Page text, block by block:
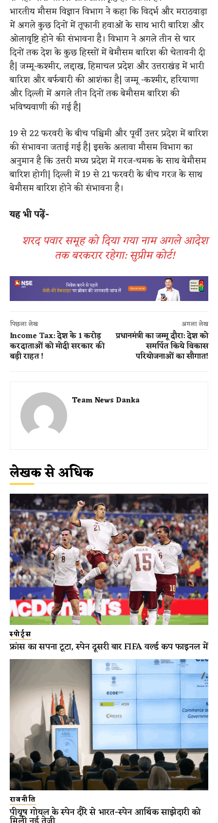
​​भारतीय​ मौसम विज्ञान विभाग ने कहा कि विदर्भ और मराठवाड़ा
में अगले कुछ दिनों में तूफानी हवाओं के साथ भारी बारिश और
ओलावृष्टि होने की संभावना है। विभाग ने अगले तीन से चार
दिनों तक देश के कुछ हिस्सों में बेमौसम बारिश की चेतावनी दी
है​|​ जम्मू-कश्मीर, लद्दाख, हिमाचल प्रदेश और उत्तराखंड में भारी
बारिश और बर्फबारी की आशंका है​|​ ​जम्मू​ -कश्मीर, हरियाणा
और दिल्ली में ​अगले तीन दिनों तक बेमौसम बारिश की
भविष्यवाणी की गई है​|
​​19 से 22 फरवरी के बीच पश्चिमी और पूर्वी उत्तर प्रदेश में बारिश
की संभावना जताई गई है​|​ इसके अलावा मौसम विभाग का
अनुमान है कि उत्तरी मध्य प्रदेश में गरज-चमक के साथ बेमौसम
बारिश होगी​|​ दिल्ली में 19 से 21 फरवरी के बीच गरज के साथ
बेमौसम बारिश होने की संभावना है।
​यह भी पढ़ें-
शरद पवार समूह को दिया गया नाम अगले आदेश
तक बरकरार रहेगा: सुप्रीम कोर्ट​!
पिछला लेख
Income Tax: देश के 1 करोड़
करदाताओं को मोदी सरकार की
बड़ी राहत​ ​!
अगला लेख
प्रधानमंत्री का जम्मू दौरा: देश को
समर्पित किये विकास
परियोजनाओं का सौगात!
Team News Danka
लेखक से अधिक
स्पोर्ट्स
फ्रांस का सपना टूटा, स्पेन दूसरी बार FIFA वर्ल्ड कप फाइनल में
राजनीति
पीयूष गोयल के स्पेन दौरे से भारत-स्पेन आर्थिक साझेदारी को